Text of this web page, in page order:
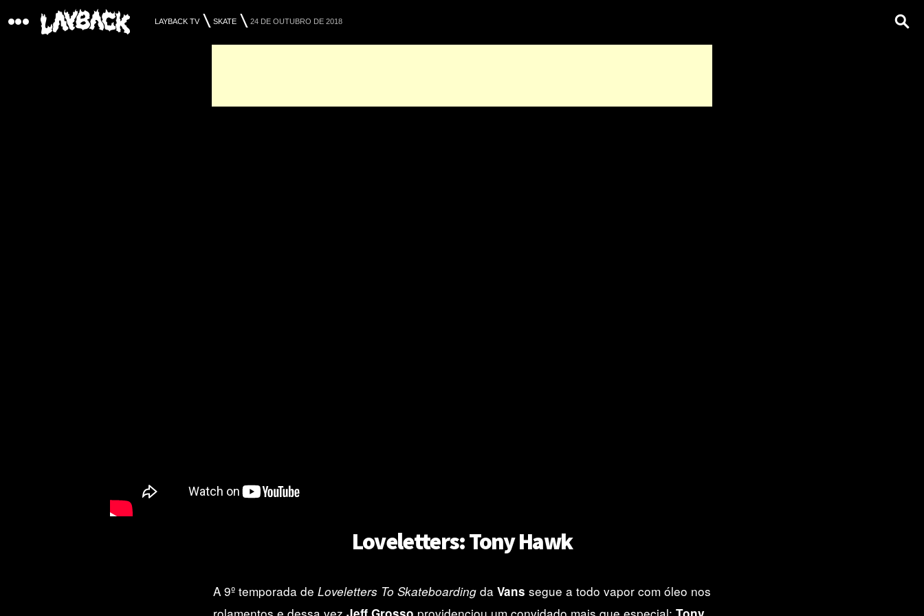
Loveletters: Tony Hawk
A 9º temporada de Loveletters To Skateboarding da Vans segue a todo vapor com óleo nos
LAYBACK TV SKATE 24 DE OUTUBRO DE 2018